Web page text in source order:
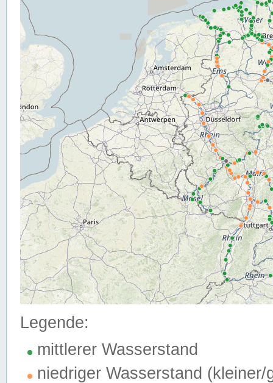
Legende:
mittlerer Wasserstand
niedriger Wasserstand (kleiner/